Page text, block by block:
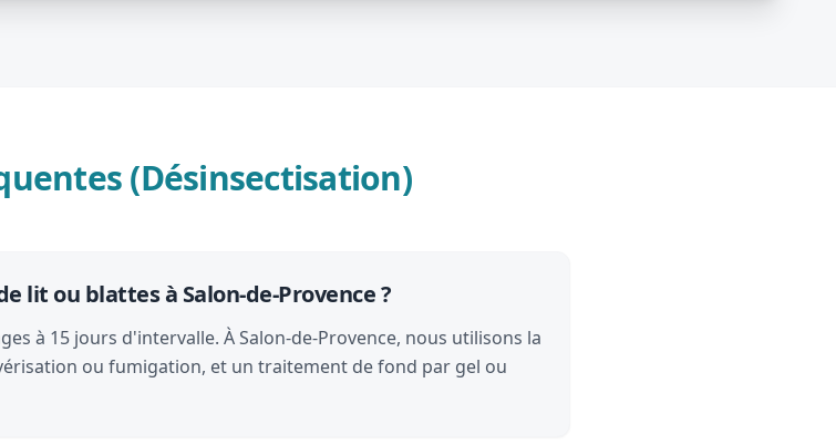
(Désinsectisation)
lit ou blattes à Salon-de-Provence ?
à 15 jours d'intervalle. À Salon-de-Provence, nous utilisons la
ou fumigation, et un traitement de fond par gel ou